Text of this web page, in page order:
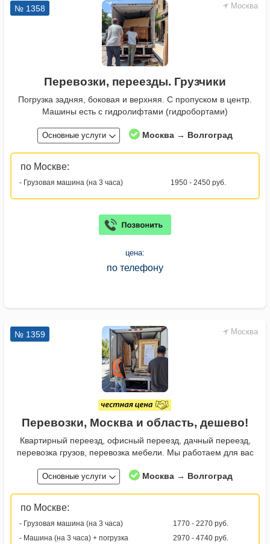
Москва
№ 1358
Перевозки, переезды. Грузчики
Погрузка задняя, боковая и верхняя. С пропуском в центр.
Машины есть с гидролифтами (гидробортами)
Основные услуги Москва → Волгоград
по Москве:
- Грузовая машина (на 3 часа) 1950 - 2450 руб.
цена:
по телефону
Москва
№ 1359
Перевозки, Москва и область, дешево!
Квартирный переезд, офисный переезд, дачный переезд,
перевозка грузов, перевозка мебели. Мы работаем для вас
Основные услуги Москва → Волгоград
по Москве:
- Грузовая машина (на 3 часа)
1770 - 2270 руб.
- Машина (на 3 часа) + погрузка
2970 - 4740 руб.